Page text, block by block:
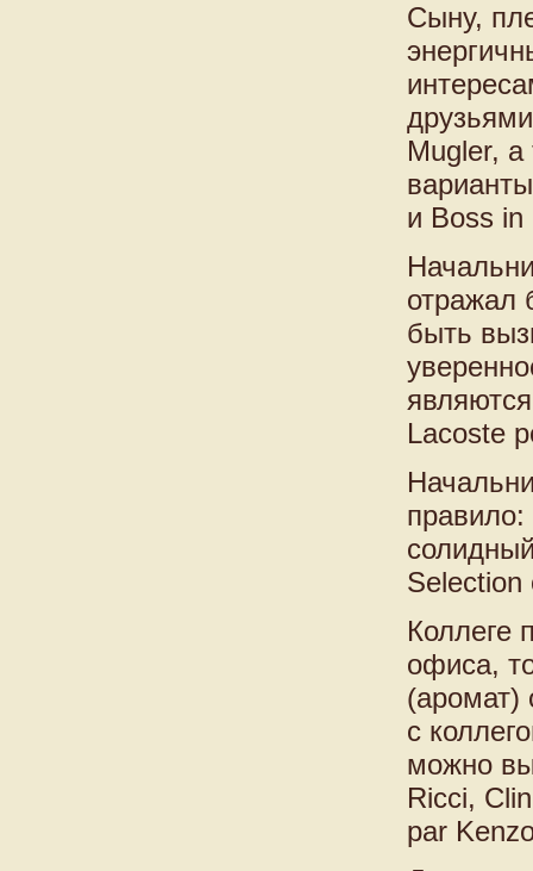
Сыну,
Mugler,
и Boss in
отражал
быть
Lacoste
правило:
Selection
Коллеге
офиса,
(аромат)
с
можно
Ricci,
par